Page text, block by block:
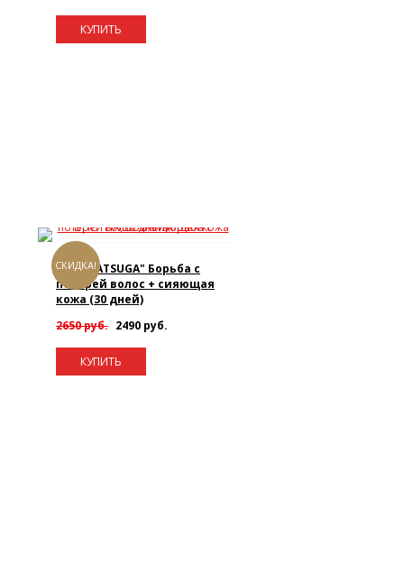
КУПИТЬ
СКИДКА!
DHC "HATSUGA" Борьба с
потерей волос + сияющая
кожа (30 дней)
2650 руб. 2490 руб.
КУПИТЬ